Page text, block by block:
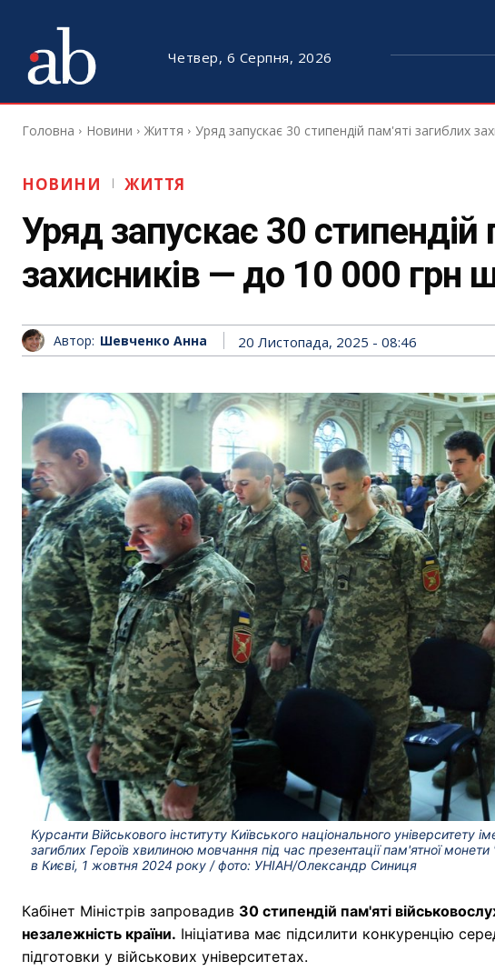
Четвер, 6 Серпня, 2026
Головна Новини Життя Уряд запускає 30 стипендій пам'яті загиблих
НОВИНИ ЖИТТЯ
Уряд запускає 30 стипендій
захисників — до 10 000 грн
Автор: Шевченко Анна 20 Листопада, 2025 - 08:46
Курсанти Військового інституту Київського національного університету
загиблих Героїв хвилиною мовчання під час презентації пам'ятної
в Києві, 1 жовтня 2024 року / фото: УНІАН/Олександр Синиця
Кабінет Міністрів запровадив 30 стипендій пам'яті
незалежність країни. Ініціатива має підсилити конкуренцію
підготовки у військових університетах.